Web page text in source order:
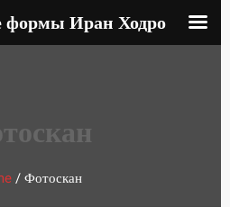
/Фотоскан
Иран Ходро